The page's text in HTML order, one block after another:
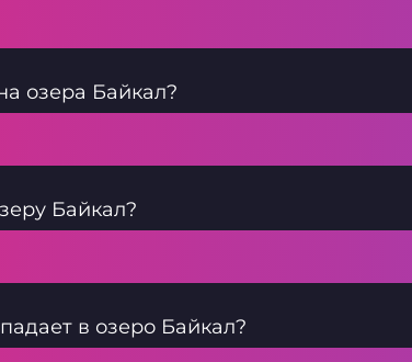
озера Байкал?
Байкал?
в озеро Байкал?